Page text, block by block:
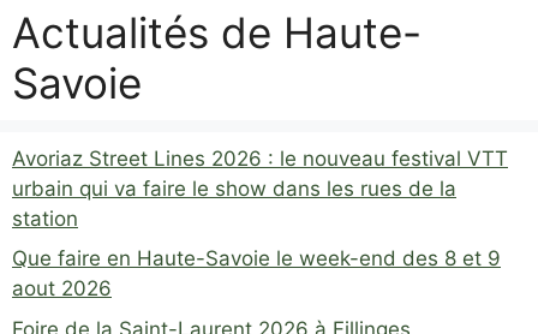
Actualités de Haute-
Savoie
Avoriaz Street Lines 2026 : le nouveau festival VTT
urbain qui va faire le show dans les rues de la
station
Que faire en Haute-Savoie le week-end des 8 et 9
aout 2026
Foire de la Saint-Laurent 2026 à Fillinges